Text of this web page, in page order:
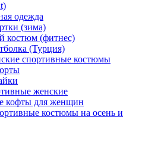
одежда
(зима)
костюм (фитнес)
(Турция)
спортивные костюмы
женские
кофты для женщин
костюмы на осень и